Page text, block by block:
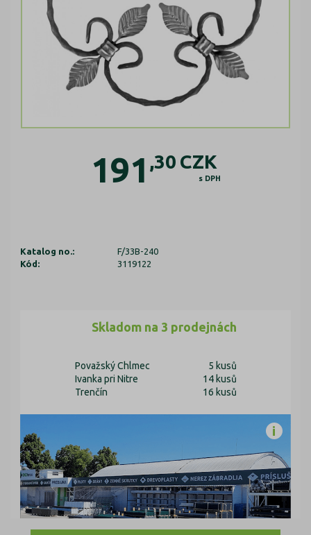
191 ,30 CZK
s DPH
Katalog no.:
F/33B-240
Kód:
3119122
Skladom na 3 prodejnách
Považský Chlmec
5 kusů
Ivanka pri Nitre
14 kusů
Trenčín
16 kusů